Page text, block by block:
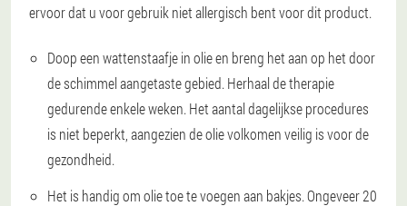
ervoor dat u voor gebruik niet allergisch bent voor dit product.
Doop een wattenstaafje in olie en breng het aan op het door
de schimmel aangetaste gebied. Herhaal de therapie
gedurende enkele weken. Het aantal dagelijkse procedures
is niet beperkt, aangezien de olie volkomen veilig is voor de
gezondheid.
Het is handig om olie toe te voegen aan bakjes. Ongeveer 20